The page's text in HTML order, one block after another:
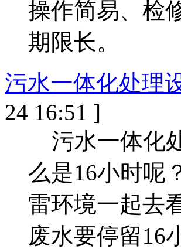
操作简易、检
期限长。
污水一体化处理
24 16:51 ]
污水一体化
么是16小时呢
雷环境一起去
废水要停留16